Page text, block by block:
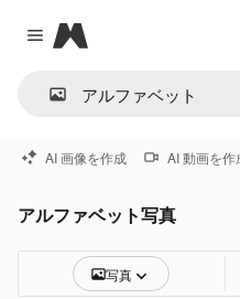
Close menu
Magnific
AI 画像を作成 AI 動画を作
アルファベット写真
写真